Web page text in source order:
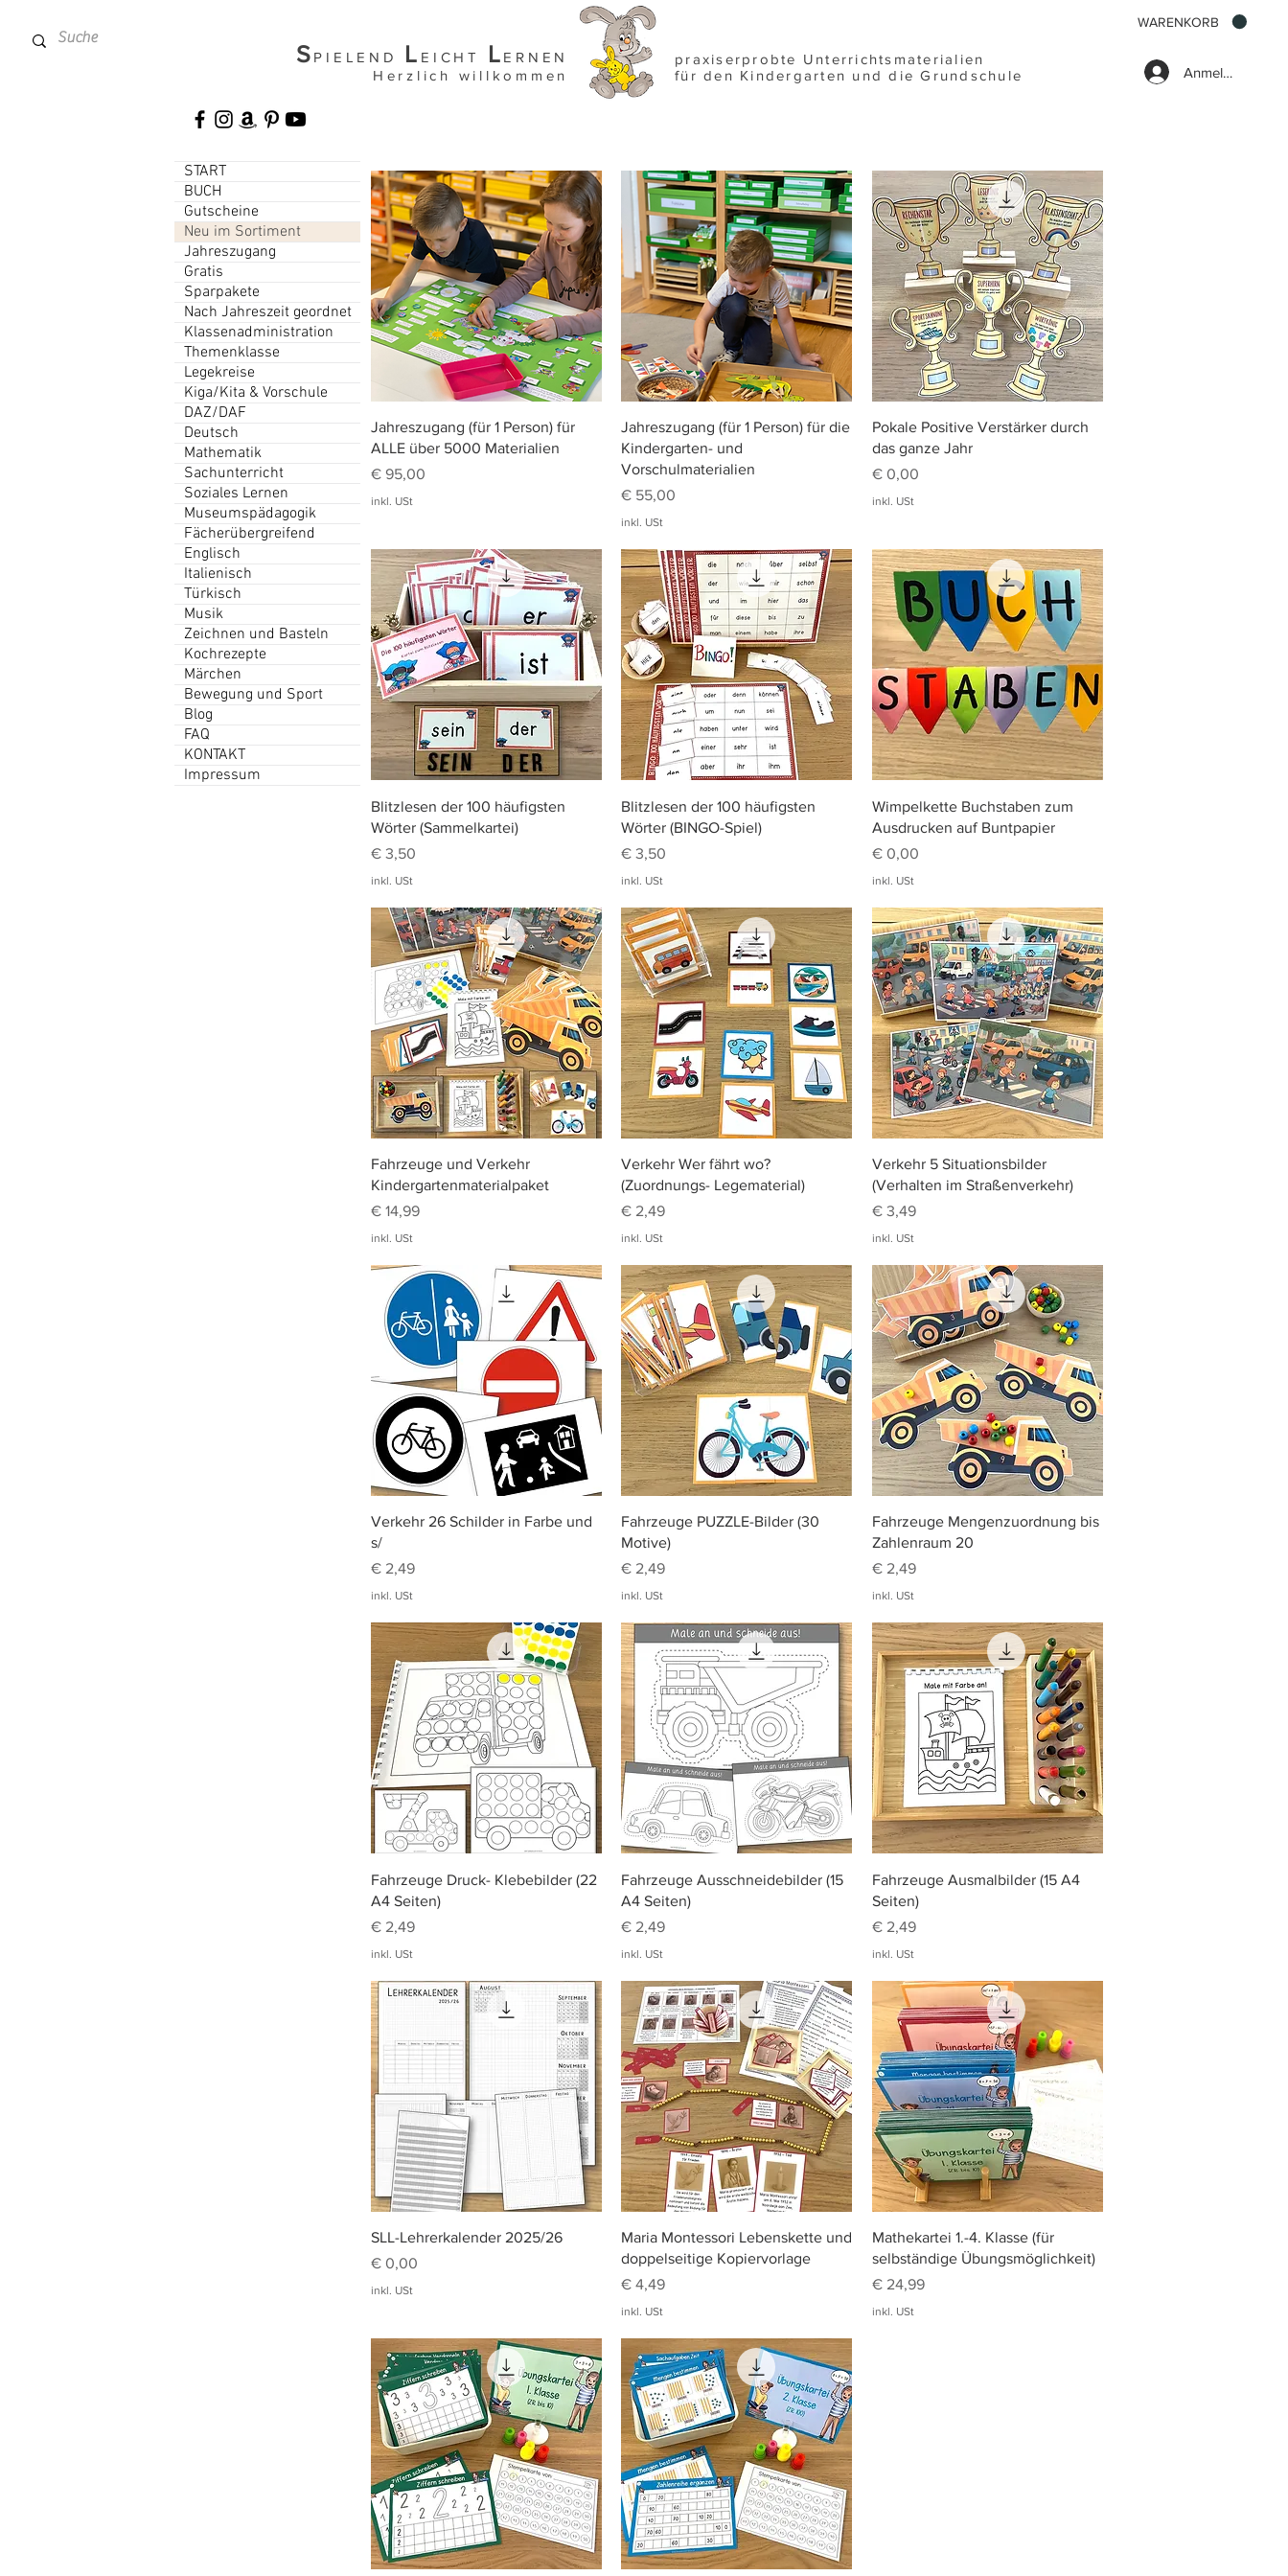
Anmelden
WARENKORB
S PIELEND L EICHT L ERNEN
Herzlich willkommen
praxiserprobte Unterrichtsmaterialien
für den Kindergarten und die Grundschule
Schnellansicht
Jahreszugang (für 1 Person) für
ALLE über 5000 Materialien
Preis
€ 95,00
inkl. USt
Schnellansicht
Jahreszugang (für 1 Person) für die
Kindergarten- und
Vorschulmaterialien
Preis
€ 55,00
inkl. USt
Schnellansicht
Pokale Positive Verstärker durch
das ganze Jahr
Preis
€ 0,00
inkl. USt
Schnellansicht
Blitzlesen der 100 häufigsten
Wörter (Sammelkartei)
Preis
€ 3,50
inkl. USt
Schnellansicht
Blitzlesen der 100 häufigsten
Wörter (BINGO-Spiel)
Preis
€ 3,50
inkl. USt
Schnellansicht
Wimpelkette Buchstaben zum
Ausdrucken auf Buntpapier
Preis
€ 0,00
inkl. USt
Schnellansicht
Fahrzeuge und Verkehr
Kindergartenmaterialpaket
Preis
€ 14,99
inkl. USt
Schnellansicht
Verkehr Wer fährt wo?
(Zuordnungs- Legematerial)
Preis
€ 2,49
inkl. USt
Schnellansicht
Verkehr 5 Situationsbilder
(Verhalten im Straßenverkehr)
Preis
€ 3,49
inkl. USt
Schnellansicht
Verkehr 26 Schilder in Farbe und
s/
Preis
€ 2,49
inkl. USt
Schnellansicht
Fahrzeuge PUZZLE-Bilder (30
Motive)
Preis
€ 2,49
inkl. USt
Schnellansicht
Fahrzeuge Mengenzuordnung bis
Zahlenraum 20
Preis
€ 2,49
inkl. USt
Schnellansicht
Fahrzeuge Druck- Klebebilder (22
A4 Seiten)
Preis
€ 2,49
inkl. USt
Schnellansicht
Fahrzeuge Ausschneidebilder (15
A4 Seiten)
Preis
€ 2,49
inkl. USt
Schnellansicht
Fahrzeuge Ausmalbilder (15 A4
Seiten)
Preis
€ 2,49
inkl. USt
Schnellansicht
SLL-Lehrerkalender 2025/26
Preis
€ 0,00
inkl. USt
Schnellansicht
Maria Montessori Lebenskette und
doppelseitige Kopiervorlage
Preis
€ 4,49
inkl. USt
Schnellansicht
Mathekartei 1.-4. Klasse (für
selbständige Übungsmöglichkeit)
Preis
€ 24,99
inkl. USt
START
BUCH
Gutscheine
Neu im Sortiment
Jahreszugang
Gratis
Sparpakete
Nach Jahreszeit geordnet
Klassenadministration
Themenklasse
Legekreise
Kiga/Kita & Vorschule
DAZ/DAF
Deutsch
Mathematik
Sachunterricht
Soziales Lernen
Museumspädagogik
Fächerübergreifend
Englisch
Italienisch
Türkisch
Musik
Zeichnen und Basteln
Kochrezepte
Märchen
Bewegung und Sport
Blog
FAQ
KONTAKT
Impressum